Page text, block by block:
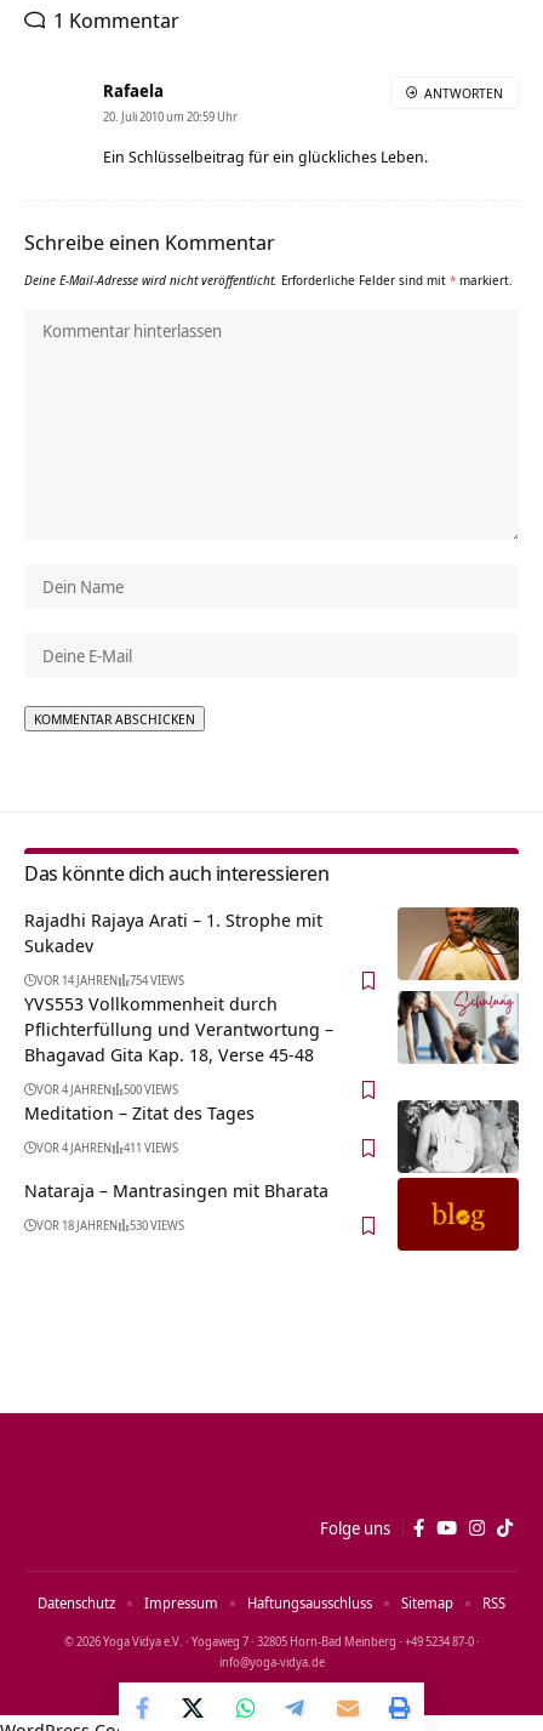
1 Kommentar
Rafaela
20. Juli 2010 um 20:59 Uhr
Ein Schlüsselbeitrag für ein glückliches Leben.
ANTWORTEN
Schreibe einen Kommentar
Deine E-Mail-Adresse wird nicht veröffentlicht. Erforderliche Felder sind mit * markiert.
Das könnte dich auch interessieren
Rajadhi Rajaya Arati – 1. Strophe mit
Sukadev
VOR 14 JAHREN 754 VIEWS
YVS553 Vollkommenheit durch
Pflichterfüllung und Verantwortung –
Bhagavad Gita Kap. 18, Verse 45-48
VOR 4 JAHREN 500 VIEWS
Meditation – Zitat des Tages
VOR 4 JAHREN 411 VIEWS
Nataraja – Mantrasingen mit Bharata
VOR 18 JAHREN 530 VIEWS
Folge uns
© 2026 Yoga Vidya e.V. · Yogaweg 7 · 32805 Horn‑Bad Meinberg · +49 5234 87‑0 ·
info@yoga‑vidya.de
Datenschutz Impressum Haftungsausschluss Sitemap RSS